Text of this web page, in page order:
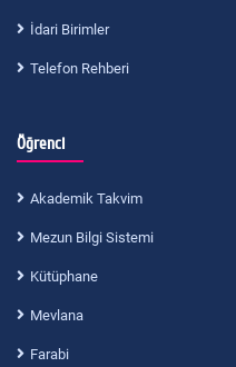
İdari Birimler
Telefon Rehberi
Öğrenci
Akademik Takvim
Mezun Bilgi Sistemi
Kütüphane
Mevlana
Farabi